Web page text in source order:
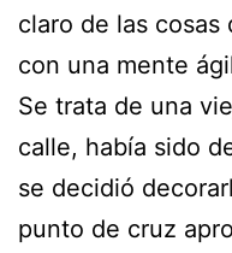
claro de las
con una mente
Se trata de una
calle, había sido
se decidió
punto de cruz